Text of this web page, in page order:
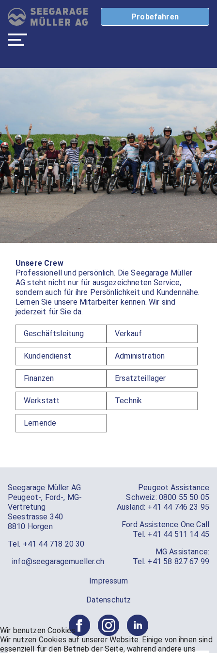
Probefahren
Unsere Crew
Professionell und persönlich. Die Seegarage Müller
AG steht nicht nur für ausgezeichneten Service,
sondern auch für ihre Persönlichkeit und Kundennähe.
Lernen Sie unsere Mitarbeiter kennen. Wir sind
jederzeit für Sie da.
Geschäftsleitung Verkauf
Kundendienst Administration
Finanzen Ersatzteillager
Werkstatt Technik
Lernende
Seegarage Müller AG
Peugeot-, Ford-, MG-
Vertretung
Seestrasse 340
8810 Horgen
Tel. +41 44 718 20 30
Peugeot Assistance
Schweiz: 0800 55 50 05
Ausland: +41 44 746 23 95
Ford Assistence One Call
Tel. +41 44 511 14 45
MG Assistance:
Tel. +41 58 827 67 99
info@seegaragemueller.ch
Impressum
Datenschutz
Wir benutzen Cookies
Wir nutzen Cookies auf unserer Website. Einige von ihnen sind
essenziell für den Betrieb der Seite, während andere uns